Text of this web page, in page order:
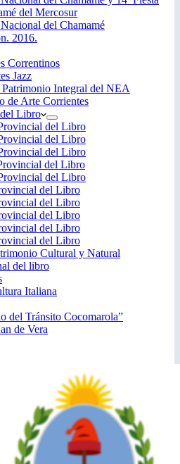
del Mercosur
Nacional del Chamamé
2016.
Correntinos
Jazz
Patrimonio Integral del NEA
de Arte Corrientes
Libro
del Libro
del Libro
del Libro
del Libro
del Libro
del Libro
del Libro
del Libro
del Libro
del Libro
Cultural y Natural
del libro
Italiana
del Tránsito Cocomarola”
de Vera